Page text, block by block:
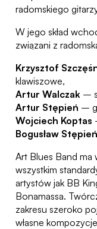
radomskiego
W jego skład
związani z
Krzysztof
klawiszowe,
Artur Walczak –
Artur Stępień –
Wojciech Koptas
Bogusław Stępień
Art Blues Band ma
wszystkim
artystów jak BB
Bonamassa.
zakresu szeroko
własne